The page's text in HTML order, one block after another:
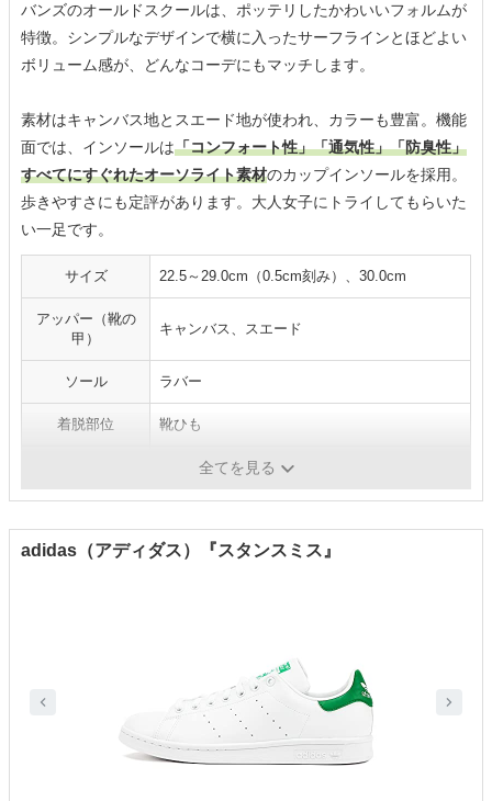
バンズのオールドスクールは、ポッテリしたかわいいフォルムが
特徴。シンプルなデザインで横に入ったサーフラインとほどよい
ボリューム感が、どんなコーデにもマッチします。
素材はキャンバス地とスエード地が使われ、カラーも豊富。機能
面では、インソールは「コンフォート性」「通気性」「防臭性」
すべてにすぐれたオーソライト素材のカップインソールを採用。
歩きやすさにも定評があります。大人女子にトライしてもらいた
い一足です。
サイズ 22.5～29.0cm（0.5cm刻み）、30.0cm
アッパー（靴の
甲）
キャンバス、スエード
ソール ラバー
着脱部位 靴ひも
ローカット全てを見る
adidas（アディダス）『スタンスミス』